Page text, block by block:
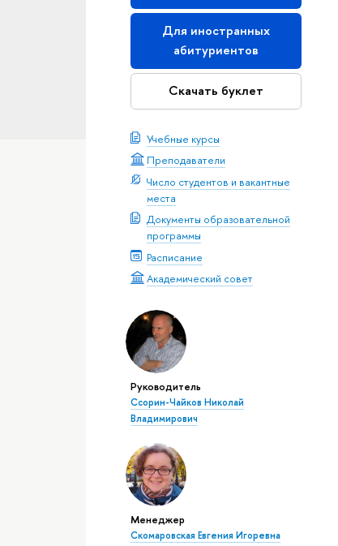
Для иностранных
абитуриентов
Скачать буклет
Учебные курсы
Преподаватели
Число студентов и вакантные
места
Документы образовательной
программы
Расписание
Академический совет
Руководитель
Ссорин-Чайков Николай
Владимирович
Менеджер
Скомаровская Евгения Игоревна